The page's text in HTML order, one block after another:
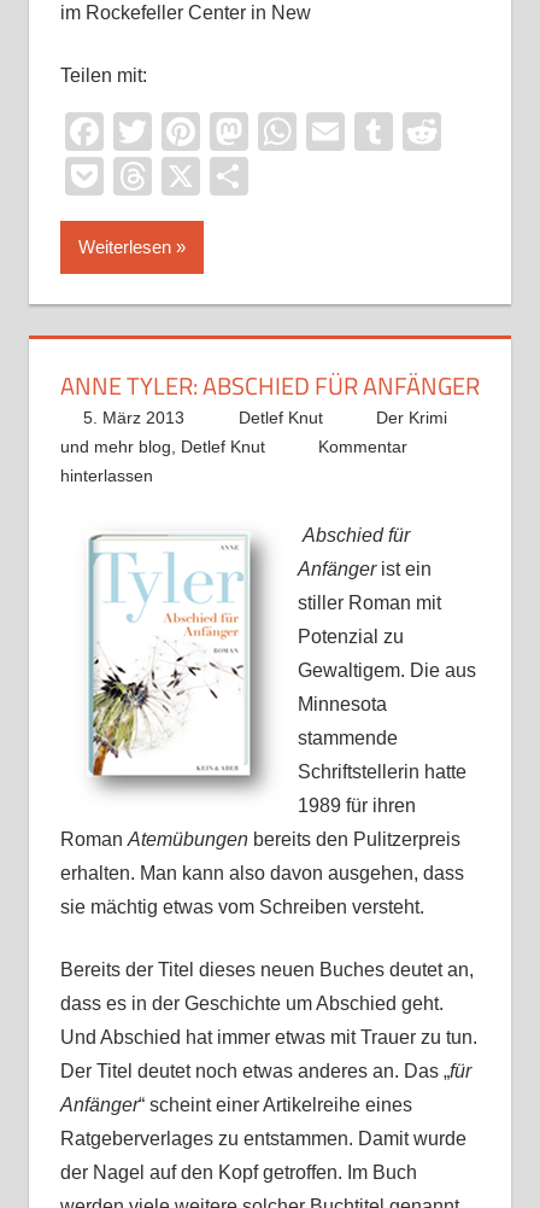
im Rockefeller Center in New
Teilen mit:
Facebook
TwitterPinterest
Mastodon
WhatsApp
EmailTumblr
PocketThreads
X
Weiterlesen
ANNE TYLER: ABSCHIED FÜR ANFÄNGER
5. März 2013 Detlef Knut
Der Krimi
und mehr blog, Detlef Knut
Kommentar
hinterlassen
Abschied für
Anfängerist ein
stiller Roman mit
Potenzial zu
Gewaltigem. Die aus
Minnesota
stammende
Schriftstellerin hatte
1989 für ihren
RomanAtemübungenbereits den Pulitzerpreis
erhalten. Man kann also davon ausgehen, dass
sie mächtig etwas vom Schreiben versteht.
Bereits der Titel dieses neuen Buches deutet an,
dass es in der Geschichte um Abschied geht.
Und Abschied hat immer etwas mit Trauer zu tun.
Der Titel deutet noch etwas anderes an. Das „für
Anfänger“ scheint einer Artikelreihe eines
Ratgeberverlages zu entstammen. Damit wurde
der Nagel auf den Kopf getroffen. Im Buch